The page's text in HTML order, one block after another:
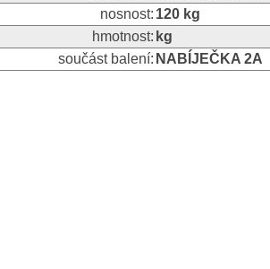
nosnost: 120 kg
hmotnost: kg
součást balení: NABÍJEČKA 2A